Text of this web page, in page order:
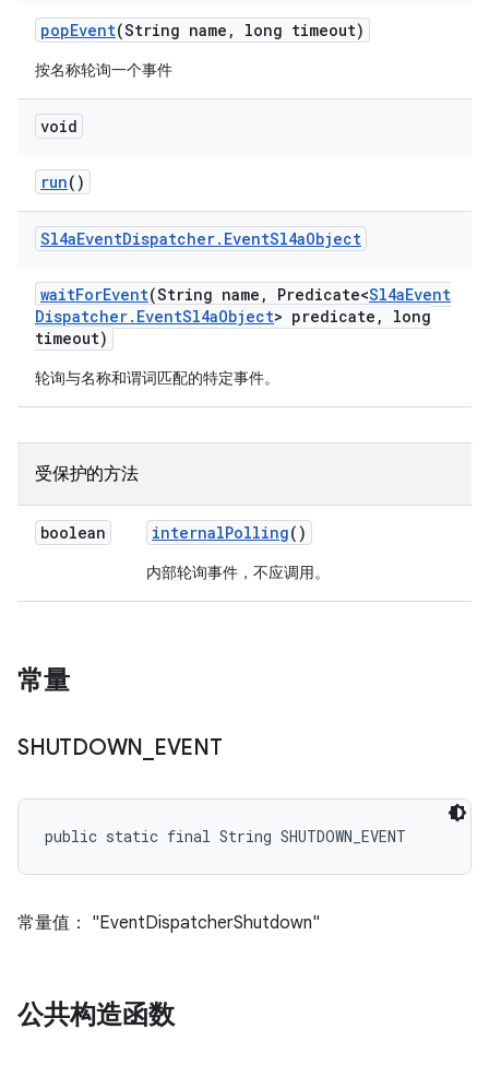
popEvent(String name , long timeout)
按名称轮询一个事件
void
run()
Sl4aEventDispatcher. EventSl4aObject
waitForEvent(String name , Predicate<Sl4aEvent
Dispatcher. EventSl4aObject> predicate ,
long
timeout)
轮询与名称和谓词匹配的特定事件。
受保护的方法
boolean internalPolling()
内部轮询事件，不应调用。
常量
SHUTDOWN EVENT
public static final String SHUTDOWN_EVENT
常量值： "EventDispatcherShutdown"
公共构造函数